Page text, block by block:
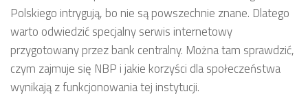
Polskiego intrygują, bo nie są powszechnie znane. Dlatego
warto odwiedzić specjalny serwis internetowy
przygotowany przez bank centralny. Można tam sprawdzić,
czym zajmuje się NBP i jakie korzyści dla społeczeństwa
wynikają z funkcjonowania tej instytucji.